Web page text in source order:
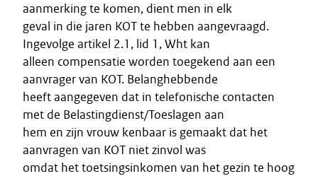
aanmerking te komen, dient men in elk
geval in die jaren KOT te hebben aangevraagd.
Ingevolge artikel 2.1, lid 1, Wht kan
alleen compensatie worden toegekend aan een
aanvrager van KOT. Belanghebbende
heeft aangegeven dat in telefonische contacten
met de Belastingdienst/Toeslagen aan
hem en zijn vrouw kenbaar is gemaakt dat het
aanvragen van KOT niet zinvol was
omdat het toetsingsinkomen van het gezin te hoog